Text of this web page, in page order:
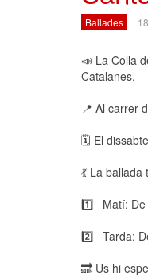
Ballades
📣 La Colla
Catalanes.
📍 Al carrer
🗓️ El
💃 La
1️⃣ Matí: De
2️⃣ Tarda:
🔜 Us hi